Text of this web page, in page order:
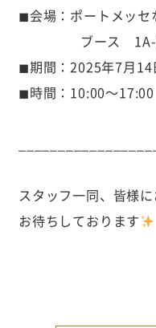
◼会場：ポートメッセ
ブース 1A-
◼期間：2025年7月14
◼時間：10:00〜17:00
スタッフ一同、皆様
お待ちしております